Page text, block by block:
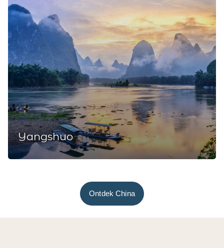
Yangshuo
Ontdek China